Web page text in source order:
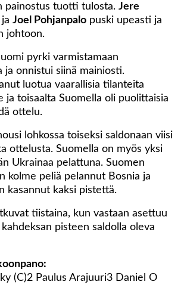
painostus tuotti tulosta. Jere
Joel Pohjanpalo puski upeasti ja
johtoon.
pyrki varmistamaan
ja onnistui siinä mainiosti.
luotua vaarallisia tilanteita
ja toisaalta Suomella oli puolittaisia
ottelu.
lohkossa toiseksi saldonaan viisi
ottelusta. Suomella on myös yksi
Ukrainaa pelattuna. Suomen
kolme peliä pelannut Bosnia ja
kasannut kaksi pistettä.
tiistaina, kun vastaan asettuu
pisteen saldolla oleva
(C)2 Paulus Arajuuri3 Daniel O